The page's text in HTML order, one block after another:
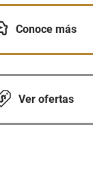
Conoce más
Ver ofertas